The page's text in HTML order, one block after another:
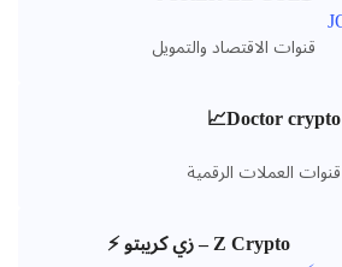
قنوات الاقتصاد والتمويل
Doctor crypto📈
قنوات العملات الرقمية
Z Crypto – زي كريبتو ⚡️